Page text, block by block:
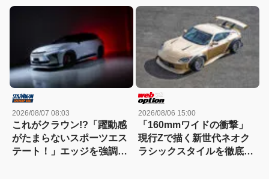
ュなエステートを構築
ーノマド用ボディキット
2026/08/07 08:03
これがクラウン!?「躍動感
がたまらないスポーツエス
テート！」エッジを強調し
2026/08/06 15:00
「160mmワイドの衝撃」
現行Zで描く新世代ネオク
ラシックスタイルを徹底解